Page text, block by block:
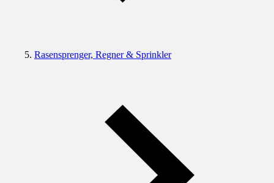
Rasensprenger, Regner & Sprinkler